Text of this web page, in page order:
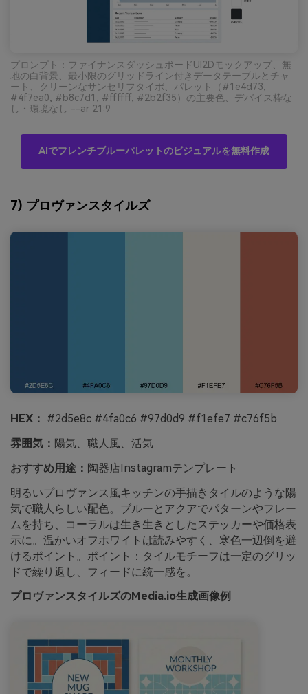
プロンプト：ファイナンスダッシュボードUI2Dモックアップ、無
地の白背景、最小限のグリッドライン付きデータテーブルとチャ
ート、クリーンなサンセリフタイポ、パレット（#1e4d73,
#4f7ea0, #b8c7d1, #ffffff, #2b2f35）の主要色、デバイス枠な
し・環境なし --ar 21:9
AIでフレンチブルーパレットのビジュアルを無料作成
7) プロヴァンスタイルズ
HEX： #2d5e8c #4fa0c6 #97d0d9 #f1efe7 #c76f5b
雰囲気： 陽気、職人風、活気
おすすめ用途： 陶器店Instagramテンプレート
明るいプロヴァンス風キッチンの手描きタイルのような陽
気で職人らしい配色。ブルーとアクアでパターンやフレー
ムを持ち、コーラルは生き生きとしたステッカーや価格表
示に。温かいオフホワイトは読みやすく、寒色一辺倒を避
けるポイント。ポイント：タイルモチーフは一定のグリッ
ドで繰り返し、フィードに統一感を。
プロヴァンスタイルズのMedia.io生成画像例